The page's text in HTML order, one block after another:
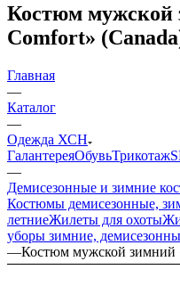
Костюм мужской
Comfort»
Главная
—
Каталог
—
Одежда ХСН
ГалантереяОбувьТрикотаж
—
Демисезонные и зимние
Костюмы демисезонные,
летниеЖилеты для охоты
уборы зимние,
—Костюм мужской зимний